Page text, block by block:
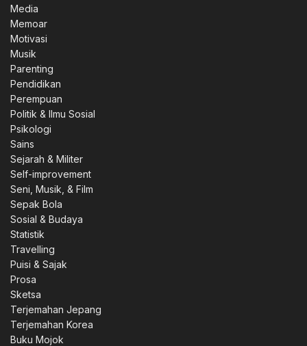
Media
Memoar
Motivasi
Musik
Parenting
Pendidikan
Perempuan
Politik & Ilmu Sosial
Psikologi
Sains
Sejarah & Militer
Self-improvement
Seni, Musik, & Film
Sepak Bola
Sosial & Budaya
Statistik
Travelling
Puisi & Sajak
Prosa
Sketsa
Terjemahan Jepang
Terjemahan Korea
Buku Mojok